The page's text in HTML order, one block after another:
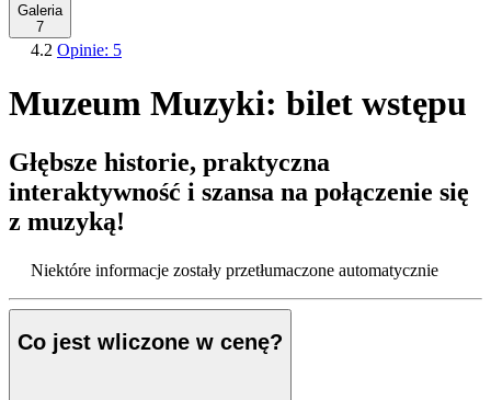
Galeria
7
4.2 Opinie: 5
Muzeum Muzyki: bilet wstępu
Głębsze historie, praktyczna
interaktywność i szansa na połączenie się
z muzyką!
Niektóre informacje zostały przetłumaczone automatycznie
Co jest wliczone w cenę?